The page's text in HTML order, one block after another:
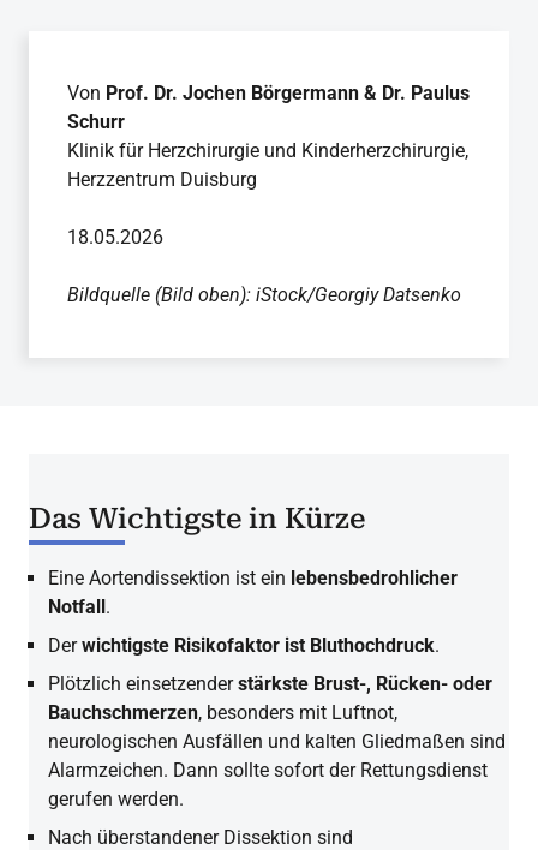
Von Prof. Dr. Jochen Börgermann & Dr. Paulus
Schurr
Klinik für Herzchirurgie und Kinderherzchirurgie,
Herzzentrum Duisburg
18.05.2026
Bildquelle (Bild oben): iStock/Georgiy Datsenko
Das Wichtigste in Kürze
Eine Aortendissektion ist ein lebensbedrohlicher
Notfall.
Derwichtigste Risikofaktor ist Bluthochdruck.
Plötzlich einsetzenderstärkste Brust-, Rücken- oder
Bauchschmerzen, besonders mit Luftnot,
neurologischen Ausfällen und kalten Gliedmaßen sind
Alarmzeichen. Dann sollte sofort der Rettungsdienst
gerufen werden.
Nach überstandener Dissektion sind